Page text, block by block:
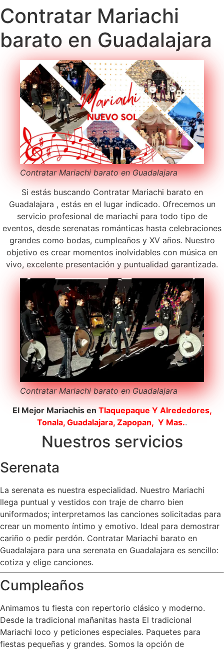
Contratar Mariachi
barato en Guadalajara
Contratar Mariachi barato en Guadalajara
Si estás buscando Contratar Mariachi barato en
Guadalajara , estás en el lugar indicado. Ofrecemos un
servicio profesional de mariachi para todo tipo de
eventos, desde serenatas románticas hasta celebraciones
grandes como bodas, cumpleaños y XV años. Nuestro
objetivo es crear momentos inolvidables con música en
vivo, excelente presentación y puntualidad garantizada.
Contratar Mariachi barato en Guadalajara
El Mejor Mariachis en Tlaquepaque Y Alrededores,
Tonala, Guadalajara, Zapopan, Y Mas..
Nuestros servicios
Serenata
La serenata es nuestra especialidad. Nuestro Mariachi
llega puntual y vestidos con traje de charro bien
uniformados; interpretamos las canciones solicitadas para
crear un momento íntimo y emotivo. Ideal para demostrar
cariño o pedir perdón. Contratar Mariachi barato en
Guadalajara para una serenata en Guadalajara es sencillo:
cotiza y elige canciones.
Cumpleaños
Animamos tu fiesta con repertorio clásico y moderno.
Desde la tradicional mañanitas hasta El tradicional
Mariachi loco y peticiones especiales. Paquetes para
fiestas pequeñas y grandes. Somos la opción de